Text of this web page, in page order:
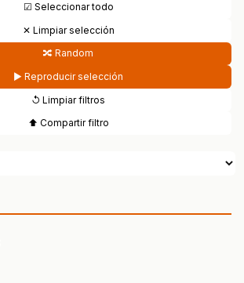
☑ Seleccionar todo
✕ Limpiar selección
🔀 Random
▶ Reproducir selección
↺ Limpiar filtros
⬆ Compartir filtro